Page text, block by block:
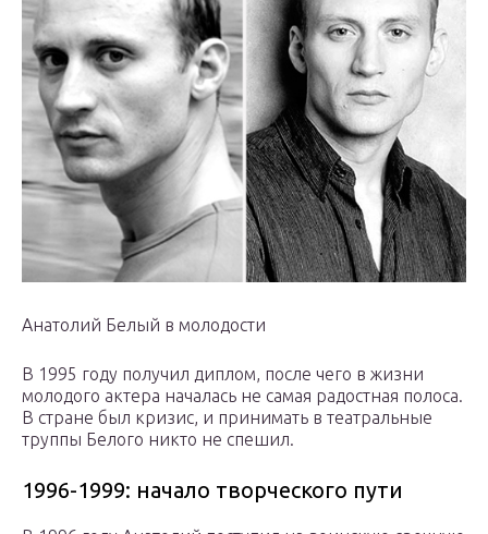
Анатолий Белый в молодости
В 1995 году получил диплом, после чего в жизни
молодого актера началась не самая радостная полоса.
В стране был кризис, и принимать в театральные
труппы Белого никто не спешил.
1996-1999: начало творческого пути